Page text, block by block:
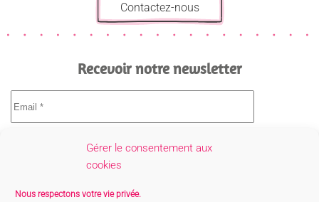
Gérer le consentement aux
cookies
Nous respectons votre vie privée.
Contactez-nous
Recevoir notre newsletter